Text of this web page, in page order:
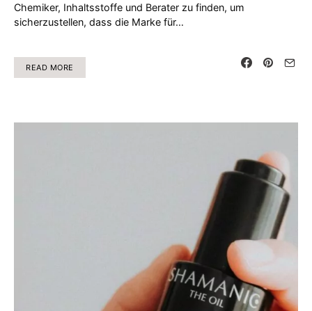
Chemiker, Inhaltsstoffe und Berater zu finden, um
sicherzustellen, dass die Marke für…
READ MORE